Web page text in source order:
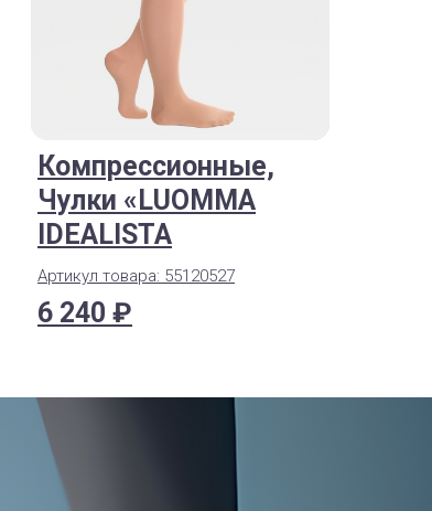
Компрессионные,
Чулки «LUOMMA
IDEALISTA
6 240 ₽
Артикул товара: 55120527